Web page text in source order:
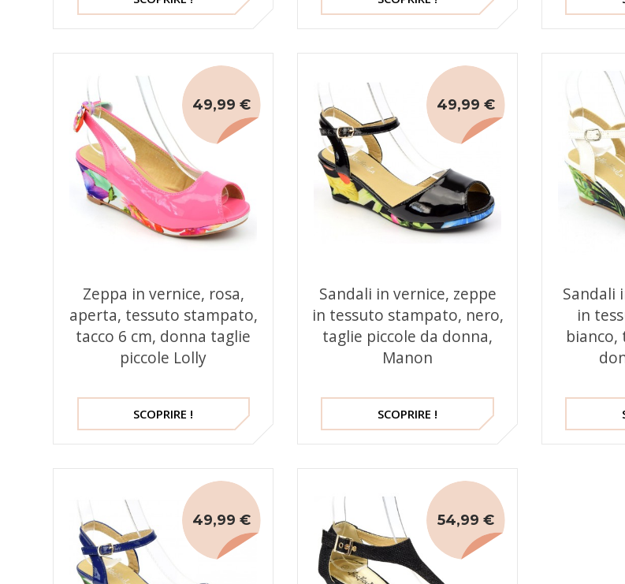
Zeppa in vernice, rosa,
aperta, tessuto stampato,
tacco 6 cm, donna taglie
piccole Lolly
49,99 €
SCOPRIRE !
Sandali in vernice, zeppe
in tessuto stampato, nero,
taglie piccole da donna,
Manon
49,99 €
SCOPRIRE !
Sandali
in
bianco,
49,99 € 54,99 €